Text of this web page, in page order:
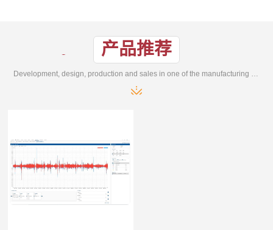
产品推荐
Development, design, production and sales in one of the manufacturing enterprises